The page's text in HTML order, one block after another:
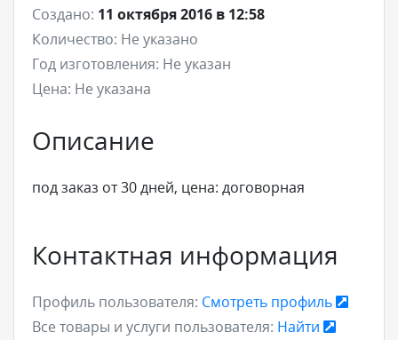
Создано: 11 октября 2016 в 12:58
Количество: Не указано
Год изготовления: Не указан
Цена: Не указана
Описание
под заказ от 30 дней, цена: договорная
Контактная информация
Профиль пользователя: Смотреть профиль
Все товары и услуги пользователя: Найти